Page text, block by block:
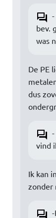
bev.
was
De PE
dus
vind
Ik kan
zonder